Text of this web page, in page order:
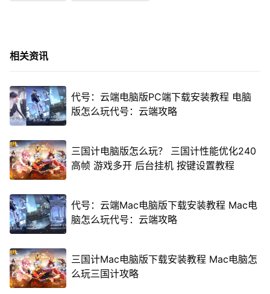
相关资讯
代号：云端电脑版PC端下载安装教程 电脑
版怎么玩代号：云端攻略
三国计电脑版怎么玩？ 三国计性能优化240
高帧 游戏多开 后台挂机 按键设置教程
代号：云端Mac电脑版下载安装教程 Mac电
脑怎么玩代号：云端攻略
三国计Mac电脑版下载安装教程 Mac电脑怎
么玩三国计攻略